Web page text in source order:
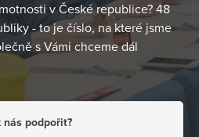
v České republice? 48
- to je číslo, na které jsme
s Vámi chceme dál
nás podpořit?